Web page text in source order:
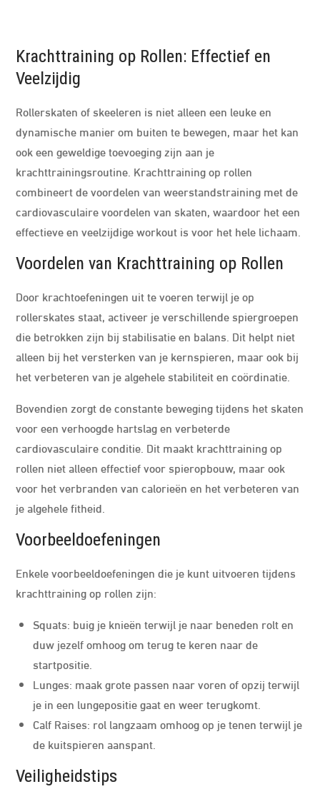
Krachttraining op Rollen: Effectief en
Veelzijdig
Rollerskaten of skeeleren is niet alleen een leuke en
dynamische manier om buiten te bewegen, maar het kan
ook een geweldige toevoeging zijn aan je
krachttrainingsroutine. Krachttraining op rollen
combineert de voordelen van weerstandstraining met de
cardiovasculaire voordelen van skaten, waardoor het een
effectieve en veelzijdige workout is voor het hele lichaam.
Voordelen van Krachttraining op Rollen
Door krachtoefeningen uit te voeren terwijl je op
rollerskates staat, activeer je verschillende spiergroepen
die betrokken zijn bij stabilisatie en balans. Dit helpt niet
alleen bij het versterken van je kernspieren, maar ook bij
het verbeteren van je algehele stabiliteit en coördinatie.
Bovendien zorgt de constante beweging tijdens het skaten
voor een verhoogde hartslag en verbeterde
cardiovasculaire conditie. Dit maakt krachttraining op
rollen niet alleen effectief voor spieropbouw, maar ook
voor het verbranden van calorieën en het verbeteren van
je algehele fitheid.
Voorbeeldoefeningen
Enkele voorbeeldoefeningen die je kunt uitvoeren tijdens
krachttraining op rollen zijn:
Squats: buig je knieën terwijl je naar beneden rolt en
duw jezelf omhoog om terug te keren naar de
startpositie.
Lunges: maak grote passen naar voren of opzij terwijl
je in een lungepositie gaat en weer terugkomt.
Calf Raises: rol langzaam omhoog op je tenen terwijl je
de kuitspieren aanspant.
Veiligheidstips